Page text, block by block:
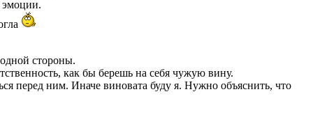
эмоции.
стороны.
как бы берешь на себя чужую вину.
перед ним. Иначе виновата буду я. Нужно объяснить, что